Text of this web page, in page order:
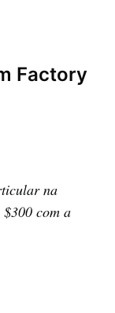
Factory
na
com a